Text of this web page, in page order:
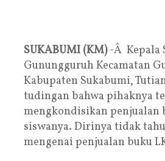
SUKABUMI (KM)-Â Kepala
Gunungguruh Kecamatan
Kabupaten Sukabumi,
tudingan bahwa pihaknya
mengkondisikan penjualan
siswanya. Dirinya tidak
mengenai penjualan buku